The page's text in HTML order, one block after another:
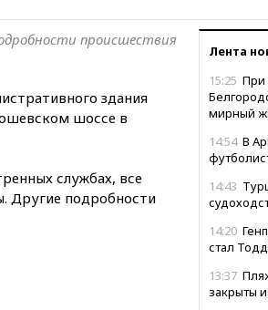
Лента
15:25 При
мирный
14:54 В
14:43
14:20
стал
13:37
закрыты
происшествия
здания
шоссе в
службах, все
Другие подробности